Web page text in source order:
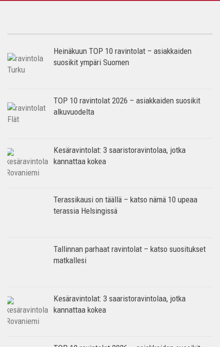
Heinäkuun TOP 10 ravintolat – asiakkaiden
suosikit ympäri Suomen
TOP 10 ravintolat 2026 – asiakkaiden suosikit
alkuvuodelta
Kesäravintolat: 3 saaristoravintolaa, jotka
kannattaa kokea
Terassikausi on täällä – katso nämä 10 upeaa
terassia Helsingissä
Tallinnan parhaat ravintolat – katso suositukset
matkallesi
Kesäravintolat: 3 saaristoravintolaa, jotka
kannattaa kokea